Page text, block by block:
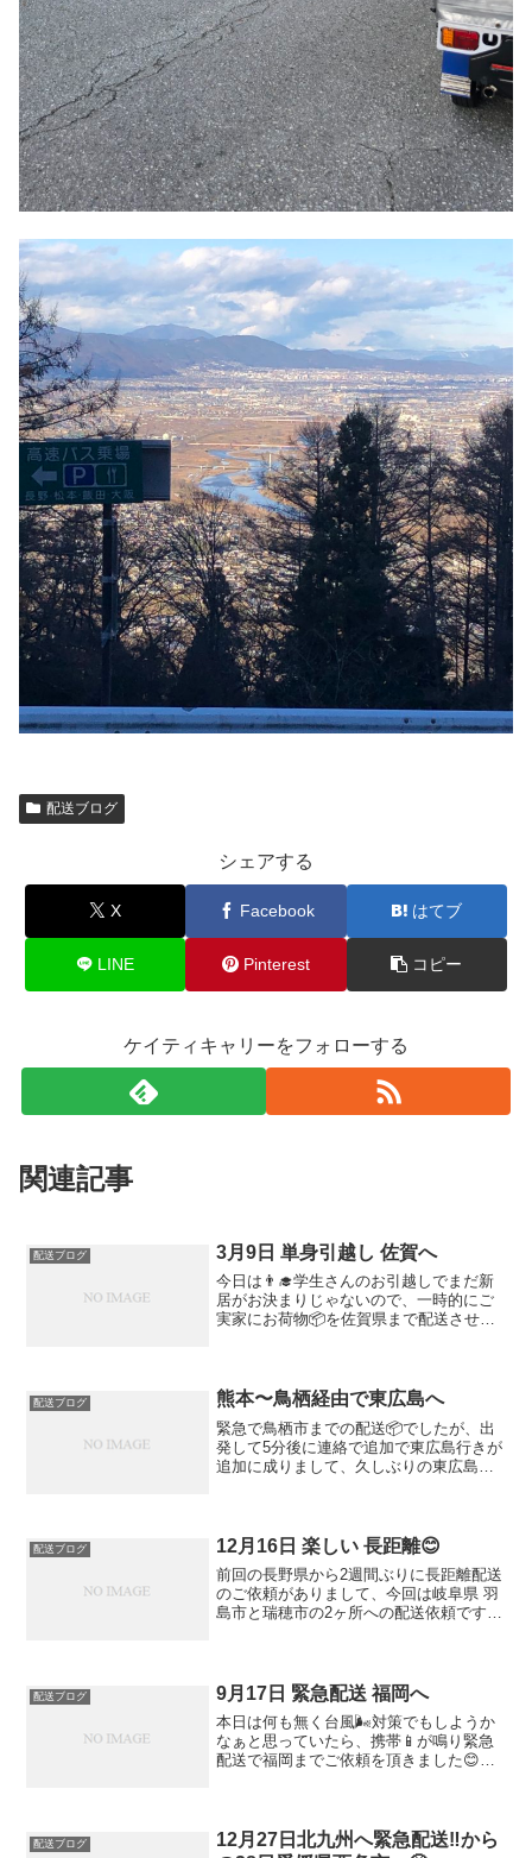
配送ブログ
シェアする
X Facebook はてブ
LINE Pinterest コピー
ケイティキャリーをフォローする
関連記事
配送ブログ 3月9日 単身引越し 佐賀へ
今日は👨‍🎓学生さんのお引越しでまだ新
居がお決まりじゃないので、一時的にご
実家にお荷物📦を佐賀県まで配送させて
してありがとうござい...
配送ブログ 熊本〜鳥栖経由で東広島へ
緊急で鳥栖市までの配送📦でしたが、出
発して5分後に連絡で追加で東広島行きが
追加に成りまして、久しぶりの東広島ま
っていたので安全...
配送ブログ 12月16日 楽しい 長距離😊
前回の長野県から2週間ぶりに長距離配送
のご依頼がありまして、今回は岐阜県 羽
島市と瑞穂市の2ヶ所への配送依頼です
が、無事に岐...
配送ブログ 9月17日 緊急配送 福岡へ
本日は何も無く台風🌬対策でもしようか
なぁと思っていたら、携帯📱が鳴り緊急
配送で福岡までご依頼を頂きました😊
了です。後はご依頼主様へ...
配送ブログ
12月27日北九州へ緊急配送‼️から